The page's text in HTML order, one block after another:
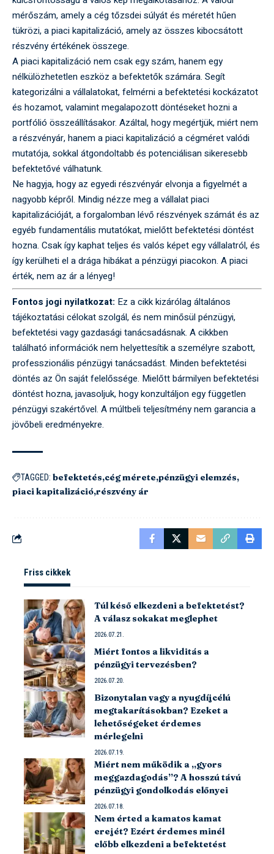
mérőszám, amely a cég tőzsdei súlyát és méretét hűen
tükrözi, a piaci kapitalizáció, amely az összes kibocsátott
részvény értékének összege.
A piaci kapitalizáció nem csak egy szám, hanem egy
nélkülözhetetlen eszköz a befektetők számára. Segít
kategorizálni a vállalatokat, felmérni a befektetési kockázatot
és hozamot, valamint megalapozott döntéseket hozni a
portfólió összeállításakor. Azáltal, hogy megértjük, miért nem
a részvényár, hanem a piaci kapitalizáció a cégméret valódi
mutatója, sokkal átgondoltabb és potenciálisan sikeresebb
befektetővé válhatunk.
Ne hagyja, hogy az egyedi részvényár elvonja a figyelmét a
nagyobb képről. Mindig nézze meg a vállalat piaci
kapitalizációját, a forgalomban lévő részvények számát és az
egyéb fundamentális mutatókat, mielőtt befektetési döntést
hozna. Csak így kaphat teljes és valós képet egy vállalatról, és
így kerülheti el a drága hibákat a pénzügyi piacokon. A piaci
érték, nem az ár a lényeg!
Fontos jogi nyilatkozat: Ez a cikk kizárólag általános
tájékoztatási célokat szolgál, és nem minősül pénzügyi,
befektetési vagy gazdasági tanácsadásnak. A cikkben
található információk nem helyettesítik a személyre szabott,
professzionális pénzügyi tanácsadást. Minden befektetési
döntés az Ön saját felelőssége. Mielőtt bármilyen befektetési
döntést hozna, javasoljuk, hogy konzultáljon egy független
pénzügyi szakértővel. A múltbeli teljesítmény nem garancia a
jövőbeli eredményekre.
TAGGED: befektetés cég mérete pénzügyi elemzés
piaci kapitalizáció részvény ár
Friss cikkek
Túl késő elkezdeni a befektetést?
A válasz sokakat meglephet
2026.07.21.
Miért fontos a likviditás a
pénzügyi tervezésben?
2026.07.20.
Bizonytalan vagy a nyugdíjcélú
megtakarításokban? Ezeket a
lehetőségeket érdemes
mérlegelni
2026.07.19.
Miért nem működik a „gyors
meggazdagodás”? A hosszú távú
pénzügyi gondolkodás előnyei
2026.07.18.
Nem érted a kamatos kamat
erejét? Ezért érdemes minél
előbb elkezdeni a befektetést